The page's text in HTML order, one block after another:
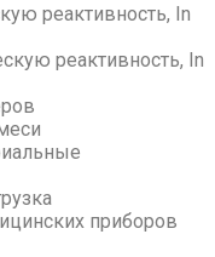
реактивность, In
реактивность, In
приборов